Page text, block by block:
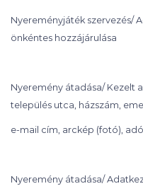
Nyereményjáték szervezés/
önkéntes hozzájárulása
Nyeremény átadása/ Kezelt
település utca, házszám,
e-mail cím, arckép (fotó),
Nyeremény átadása/